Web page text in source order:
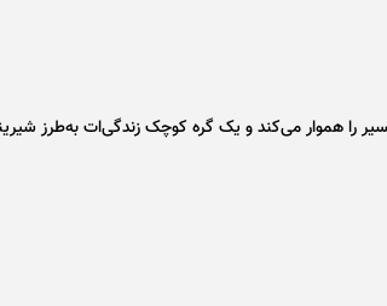
را هموار می‌کند و یک گره کوچک زندگی‌ات به‌طرز